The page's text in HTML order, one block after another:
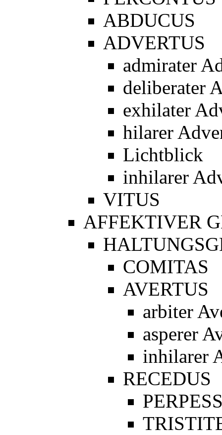
ABDUCUS
ADVERTUS
admirater
deliberater
exhilater
hilarer
Lichtblick
inhilarer
VITUS
AFFEKTIVER
COMITAS
AVERTUS
arbiter
asperer
inhilarer
RECEDUS